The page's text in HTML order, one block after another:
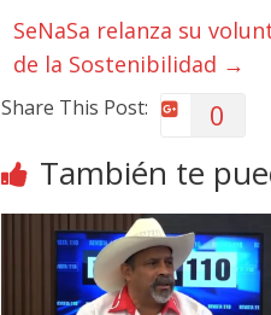
SeNaSa relanza su
de la Sostenibilidad →
Share This Post: 0
También te